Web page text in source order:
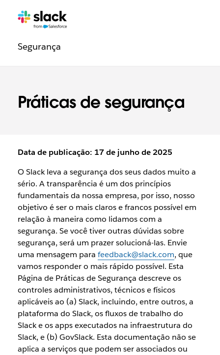
Práticas de segurança
Navegação
legalPáginas
Segurançaadicionais
Data de publicação: 17 de junho de 2025
O Slack leva a segurança dos seus dados muito a
sério. A transparência é um dos princípios
fundamentais da nossa empresa, por isso, nosso
objetivo é ser o mais claros e francos possível em
relação à maneira como lidamos com a
segurança. Se você tiver outras dúvidas sobre
segurança, será um prazer solucioná-las. Envie
uma mensagem para feedback@slack.com, que
vamos responder o mais rápido possível. Esta
Página de Práticas de Segurança descreve os
controles administrativos, técnicos e físicos
aplicáveis ao (a) Slack, incluindo, entre outros, a
plataforma do Slack, os fluxos de trabalho do
Slack e os apps executados na infraestrutura do
Slack, e (b) GovSlack. Esta documentação não se
aplica a serviços que podem ser associados ou